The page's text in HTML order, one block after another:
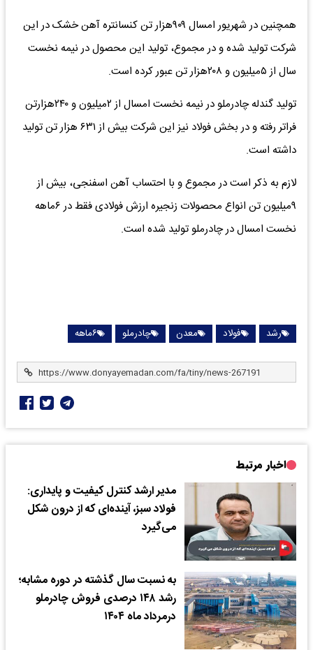
همچنین در شهریور امسال ۹۰۹هزار تن کنسانتره آهن خشک در این
شرکت تولید شده و در مجموع، تولید این محصول در نیمه نخست
سال از ۵میلیون و ۲۰۸هزار تن عبور کرده است.
تولید گندله چادرملو در نیمه نخست امسال از ۲میلیون و ۲۴۰هزارتن
فراتر رفته و در بخش فولاد نیز این شرکت بیش از ۶۳۱ هزار تن تولید
داشته است.
لازم به ذکر است در مجموع و با احتساب آهن اسفنجی، بیش از
۹میلیون تن انواع محصولات زنجیره ارزش فولادی فقط در ۶ماهه
نخست امسال در چادرملو تولید شده است.
رشد فولاد معدن چادرملو ۶ماهه
اخبار مرتبط
مدیر ارشد کنترل کیفیت و پایداری:
فولاد سبز، آینده‌ای که از درون شکل
می‌گیرد
به نسبت سال گذشته در دوره مشابه؛
رشد ۱۴۸ درصدی فروش چادرملو
درمرداد ماه ۱۴۰۴